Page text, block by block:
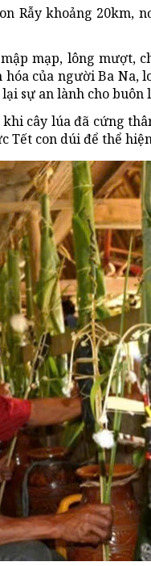
Rẫy khoảng 20km,
mạp, lông mượt,
của người Ba Na,
sự an lành cho buôn
cây lúa đã cứng
Tết con dúi để thể